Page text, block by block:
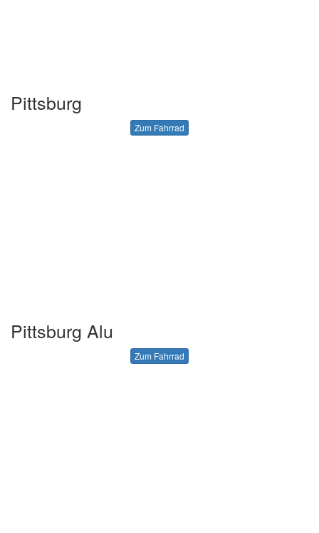
Pittsburg
Zum Fahrrad
Pittsburg Alu
Zum Fahrrad